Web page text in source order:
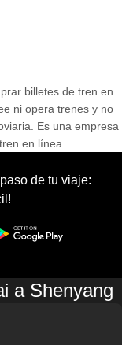
billetes de tren en
ni opera trenes y no
Es una empresa
en línea.
de tu viaje:
a Shenyang